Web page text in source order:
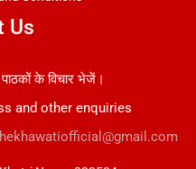
Us
के विचार भेजें।
and other enquiries